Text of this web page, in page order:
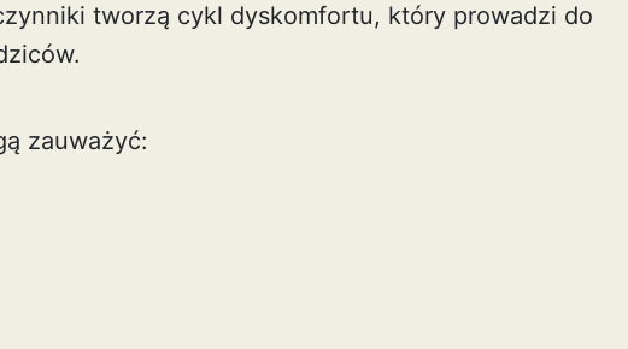
tworzą cykl dyskomfortu, który prowadzi do
zauważyć: